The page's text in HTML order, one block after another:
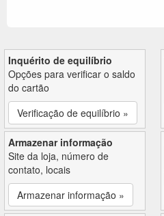
Inquérito de equilíbrio
Opções para verificar o saldo
do cartão
Verificação de equilíbrio »
Armazenar informação
Site da loja, número de
contato, locais
Armazenar informação »